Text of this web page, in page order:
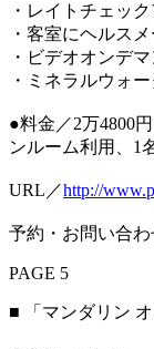
・レイトチェッ
・客室にヘルス
・ビデオオンデ
・ミネラルウォ
●料金／2万4800
ンルーム利用、1
URL／http://
予約・お問い合
PAGE 5
■ 「マンダリン